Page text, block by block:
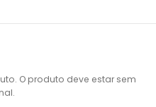
O produto deve estar sem